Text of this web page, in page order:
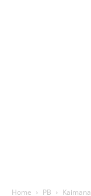
Home PB Kaimana